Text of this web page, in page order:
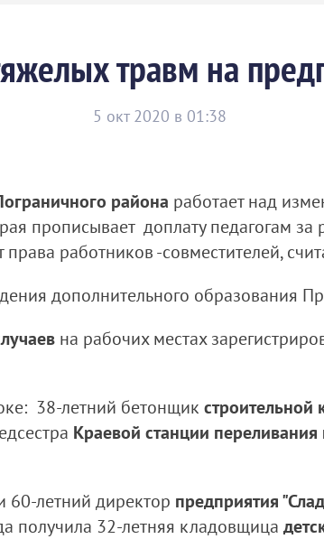
травм на
5 окт 2020 в 01:38
района работает над
прописывает доплату педагогам за
работников -совместителей,
дополнительного образования
на рабочих местах
38-летний бетонщик строительной
Краевой станции переливания
60-летний директор предприятия
получила 32-летняя кладовщица